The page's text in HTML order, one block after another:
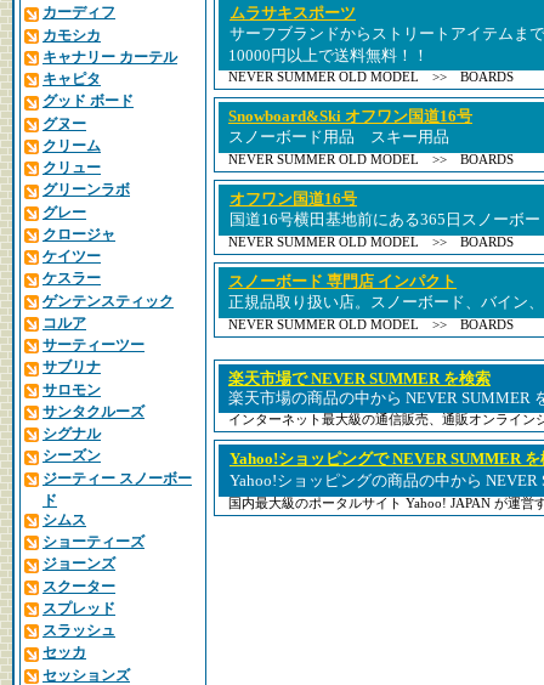
カーディフ
カモシカ
キャナリー カーテル
キャピタ
グッド ボード
グヌー
クリーム
クリュー
グリーンラボ
グレー
クロージャ
ケイツー
ケスラー
ゲンテンスティック
コルア
サーティーツー
サブリナ
サロモン
サンタクルーズ
シグナル
シーズン
ジーティー スノーボー
ド
シムス
ショーティーズ
ジョーンズ
スクーター
スプレッド
スラッシュ
セッカ
セッションズ
ムラサキスポーツ
サーフブランドからストリートアイテムま
10000円以上で送料無料！！
NEVER SUMMER OLD MODEL >> BOARDS
Snowboard&Ski オフワン国道16号
スノーボード用品 スキー用品
NEVER SUMMER OLD MODEL >> BOARDS
オフワン国道16号
国道16号横田基地前にある365日スノーボ
NEVER SUMMER OLD MODEL >> BOARDS
スノーボード 専門店 インパクト
正規品取り扱い店。スノーボード、バイン
NEVER SUMMER OLD MODEL >> BOARDS
楽天市場で NEVER SUMMER を検索
楽天市場の商品の中から NEVER SUMMER
インターネット最大級の通信販売、通販オンライン
Yahoo!ショッピングで NEVER SUMMER を
Yahoo!ショッピングの商品の中から
国内最大級のポータルサイト Yahoo! JAPAN が運営